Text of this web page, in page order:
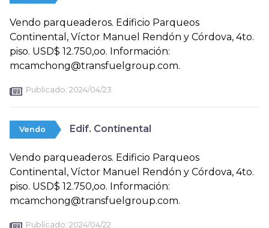
Vendo parqueaderos. Edificio Parqueos
Continental, Víctor Manuel Rendón y Córdova, 4to.
piso. USD$ 12.750,oo. Información:
mcamchong@transfuelgroup.com.
Publicado: 2024/04/23
Vendo Edif. Continental
Vendo parqueaderos. Edificio Parqueos
Continental, Víctor Manuel Rendón y Córdova, 4to.
piso. USD$ 12.750,oo. Información:
mcamchong@transfuelgroup.com.
Publicado: 2024/04/22